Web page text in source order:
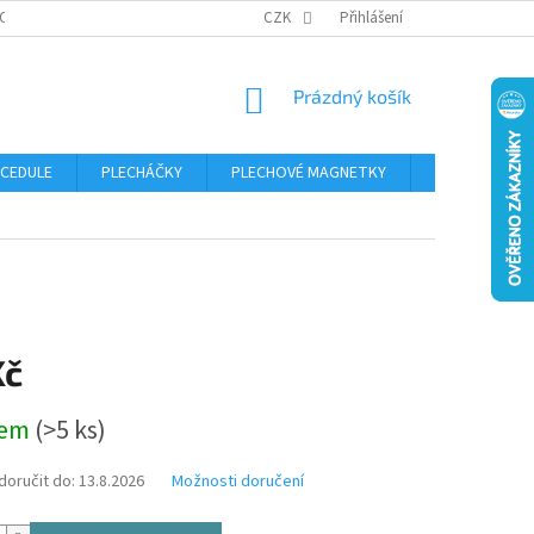
ÚDAJŮ CZK Přihlášení
NÁKUPNÍ
Prázdný košík
PLECHÁČKY PLECHOVÉ MAGNETKY
ČÍSLA
(>5 ks)
do: 13.8.2026 Možnosti doručení